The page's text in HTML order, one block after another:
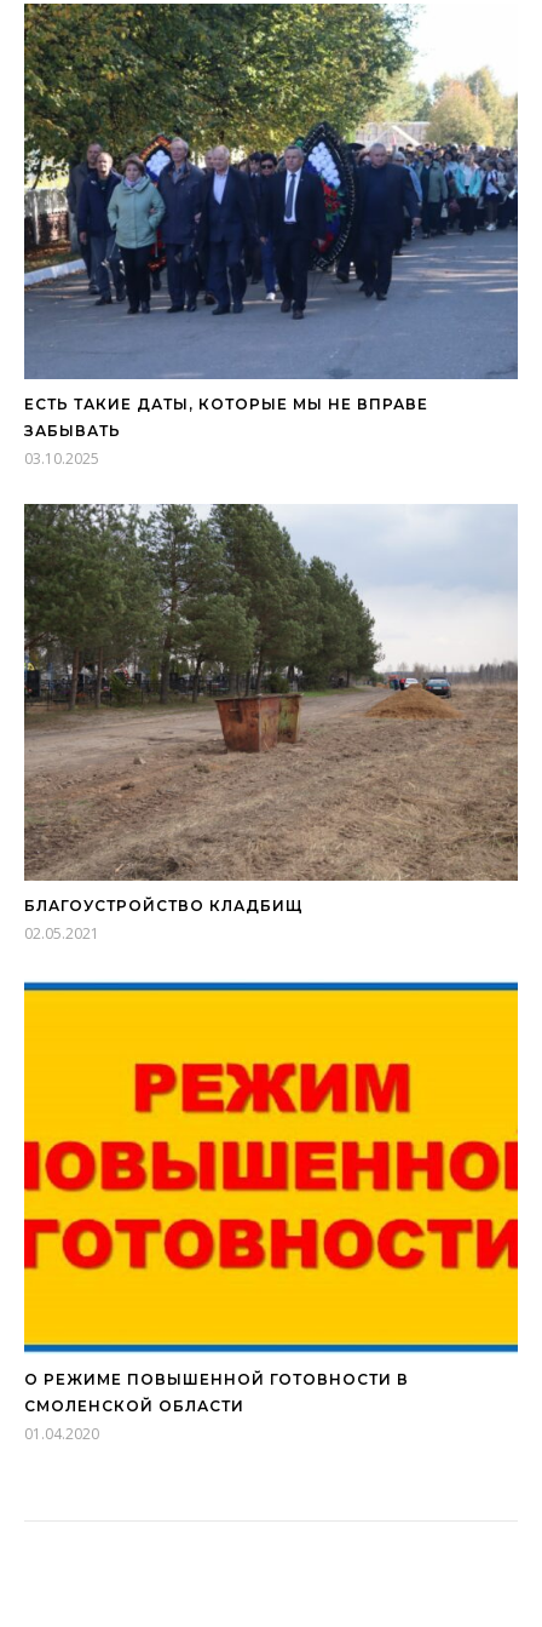
ЕСТЬ ТАКИЕ ДАТЫ, КОТОРЫЕ МЫ НЕ ВПРАВЕ
ЗАБЫВАТЬ
03.10.2025
БЛАГОУСТРОЙСТВО КЛАДБИЩ
02.05.2021
О РЕЖИМЕ ПОВЫШЕННОЙ ГОТОВНОСТИ В
СМОЛЕНСКОЙ ОБЛАСТИ
01.04.2020